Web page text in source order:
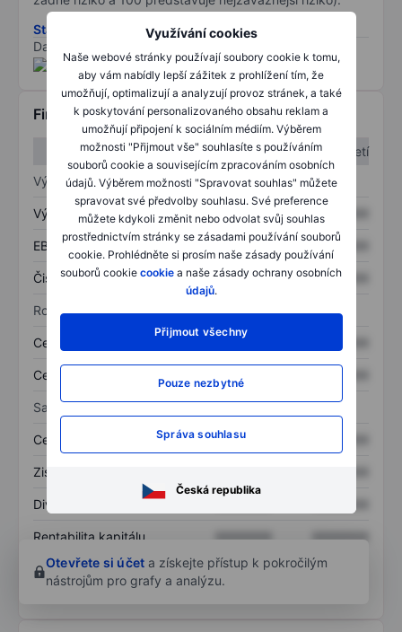
Využívání cookies
Naše webové stránky používají soubory cookie k tomu,
aby vám nabídly lepší zážitek z prohlížení tím, že
umožňují, optimalizují a analyzují provoz stránek, a také
k poskytování personalizovaného obsahu reklam a
umožňují připojení k sociálním médiím. Výběrem
možnosti "Přijmout vše" souhlasíte s používáním
souborů cookie a souvisejícím zpracováním osobních
údajů. Výběrem možnosti "Spravovat souhlas" můžete
spravovat své předvolby souhlasu. Své preference
můžete kdykoli změnit nebo odvolat svůj souhlas
prostřednictvím stránky se zásadami používání souborů
cookie. Prohlédněte si prosím naše zásady používání
souborů cookie cookie a naše zásady ochrany osobních
údajů.
Přijmout všechny
Pouze nezbytné
Správa souhlasu
Česká republika
Stáhněte si metodiku rizik ESG
Data poskytnuta od
Finanční informace
1. čtvrtletí
2. čtvrtletí
Výkaz zisku a ztráty
Výnos XXXXXXX XXXXXXX
EBITDA XXXXXXX XXXXXXX
Čistý příjem XXXXXXX XXXXXXX
Rozvaha
Celková aktiva XXXXXXX
Celkový dluh XXXXXXX
Sazby
Cena/tržby XXXXXXX
Zisk na akcii
Dividenda na akcii
Rentabilita kapitálu XXXXXXX
XXXXXXX
Otevřete si účet a získejte přístup k pokročilým
nástrojům pro grafy a analýzu.